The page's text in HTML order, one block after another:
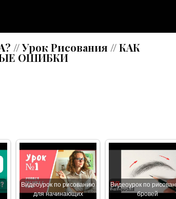
Урок Рисования // КАК
ОШИБКИ
Видеоурок по рисованию
для начинающих
Видеоурок по
бровей